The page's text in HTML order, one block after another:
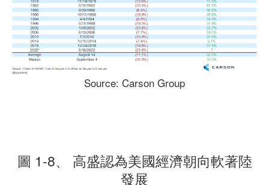
Source: Carson Group
圖 1-8、 高盛認為美國經濟朝向軟著陸
發展